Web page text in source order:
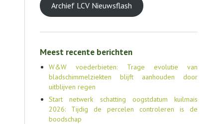
Archief LCV Nieuwsflash
Meest recente berichten
W&W voederbieten: Trage evolutie van
bladschimmelziekten blijft aanhouden door
uitblijven regen
Start netwerk schatting oogstdatum kuilmais
2026: Tijdig de percelen controleren is de
boodschap